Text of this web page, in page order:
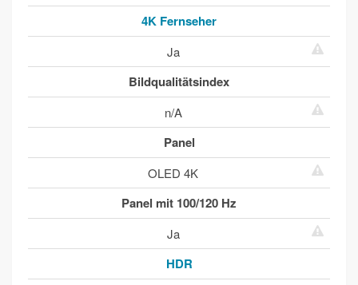
4K Fernseher
Ja
Bildqualitätsindex
n/A
Panel
OLED 4K
Panel mit 100/120 Hz
Ja
HDR